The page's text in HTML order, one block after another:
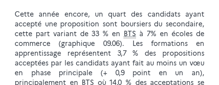
Cette année encore, un quart des candidats ayant
accepté une proposition sont boursiers du secondaire,
cette part variant de 33 % en BTS à 7% en écoles de
commerce (graphique 09.06). Les formations en
apprentissage représentent 3,7 % des propositions
acceptées par les candidats ayant fait au moins un vœu
en phase principale (+ 0,9 point en un an),
principalement en BTS où 14,0 % des acceptations se